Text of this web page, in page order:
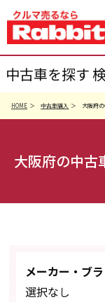
中古車を探す
HOME 中古車購入 大阪府
大阪府の中古
メーカー・ブラ
選択なし